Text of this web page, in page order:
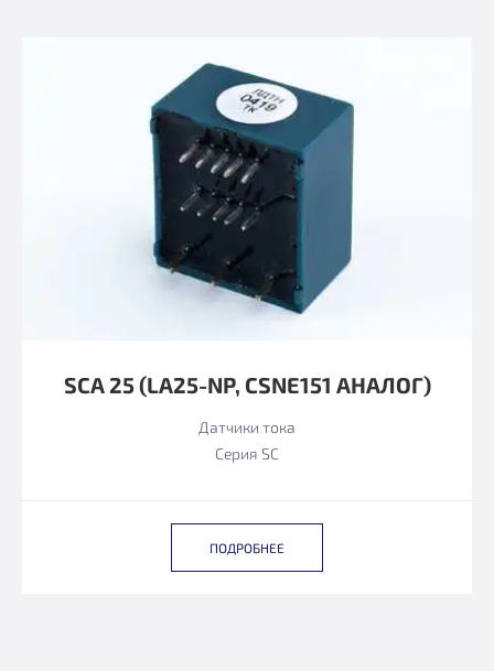
SCA 25 (LA25-NP, CSNE151 АНАЛОГ)
Датчики тока
Серия SC
ПОДРОБНЕЕ